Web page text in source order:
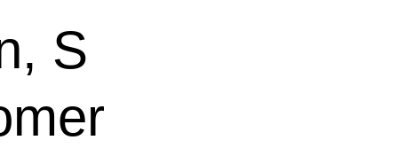
S